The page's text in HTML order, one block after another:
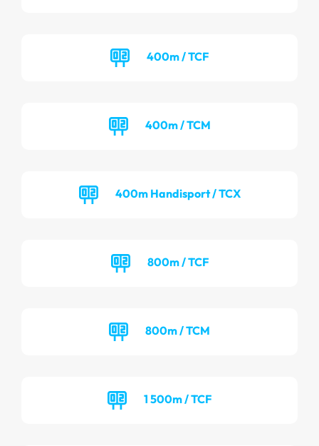
400m / TCF
400m / TCM
400m Handisport / TCX
800m / TCF
800m / TCM
1 500m / TCF